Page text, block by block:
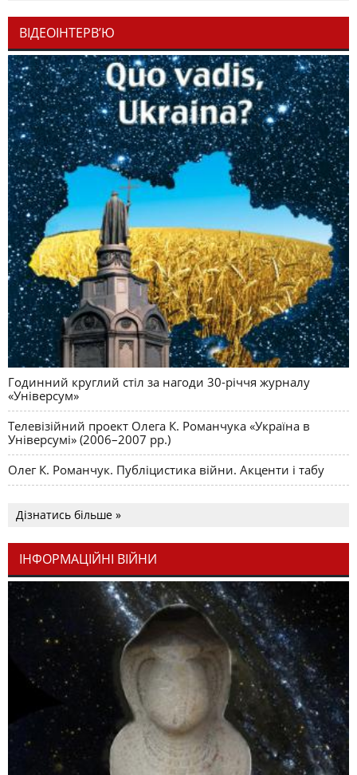
ВІДЕОІНТЕРВ’Ю
Годинний круглий стіл за нагоди 30-річчя журналу
«Універсум»
Телевізійний проект Олега К. Романчука «Україна в
Універсумі» (2006–2007 рр.)
Олег К. Романчук. Публіцистика війни. Акценти і табу
Дізнатись більше »
ІНФОРМАЦІЙНІ ВІЙНИ